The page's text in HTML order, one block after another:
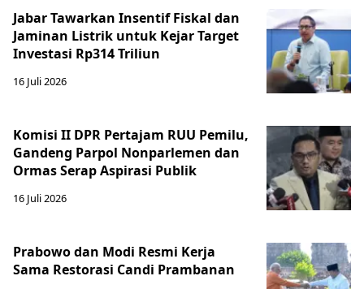
Jabar Tawarkan Insentif Fiskal dan
Jaminan Listrik untuk Kejar Target
Investasi Rp314 Triliun
16 Juli 2026
Komisi II DPR Pertajam RUU Pemilu,
Gandeng Parpol Nonparlemen dan
Ormas Serap Aspirasi Publik
16 Juli 2026
Prabowo dan Modi Resmi Kerja
Sama Restorasi Candi Prambanan